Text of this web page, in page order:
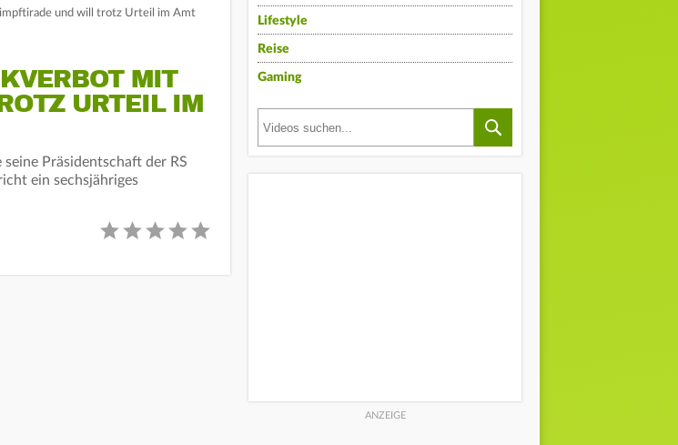
und will trotz Urteil im Amt
MIT
URTEIL IM
Präsidentschaft der RS
ein sechsjähriges
Lifestyle
Reise
Gaming